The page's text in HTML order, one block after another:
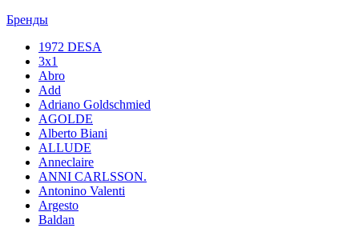
Бренды
1972 DESA
3x1
Abro
Add
Adriano Goldschmied
AGOLDE
Alberto Biani
ALLUDE
Anneclaire
ANNI CARLSSON.
Antonino Valenti
Argesto
Baldan